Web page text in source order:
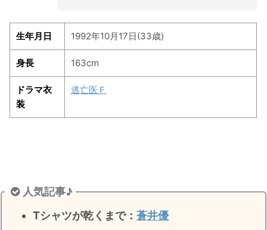
生年月日 1992年10月17日(33歳)
身長 163cm
ドラマ衣
装
逃亡医Ｆ
人気記事♪
Tシャツが乾くまで： 蒼井優